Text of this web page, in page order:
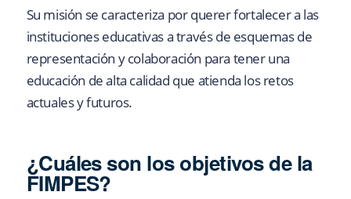
Su misión se caracteriza por querer fortalecer a las
instituciones educativas a través de esquemas de
representación y colaboración para tener una
educación de alta calidad que atienda los retos
actuales y futuros.
¿Cuáles son los objetivos de la
FIMPES?